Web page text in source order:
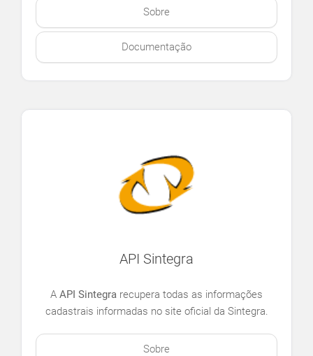
Sobre
Documentação
API Sintegra
A API Sintegra recupera todas as informações
cadastrais informadas no site oficial da Sintegra.
Sobre